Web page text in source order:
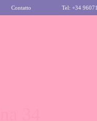
Contatto Tel: +34